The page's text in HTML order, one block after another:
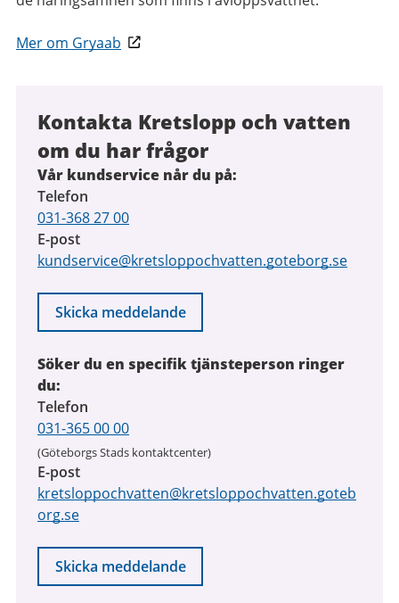
Mer om Gryaab
Kontakta Kretslopp och vatten
om du har frågor
Vår kundservice når du på:
Telefon
031-368 27 00
E-post
kundservice@kretsloppochvatten.goteborg.se
Skicka meddelande
Söker du en specifik tjänsteperson ringer
du:
Telefon
031-365 00 00
(Göteborgs Stads kontaktcenter)
E-post
kretsloppochvatten@kretsloppochvatten.goteb
org.se
Skicka meddelande